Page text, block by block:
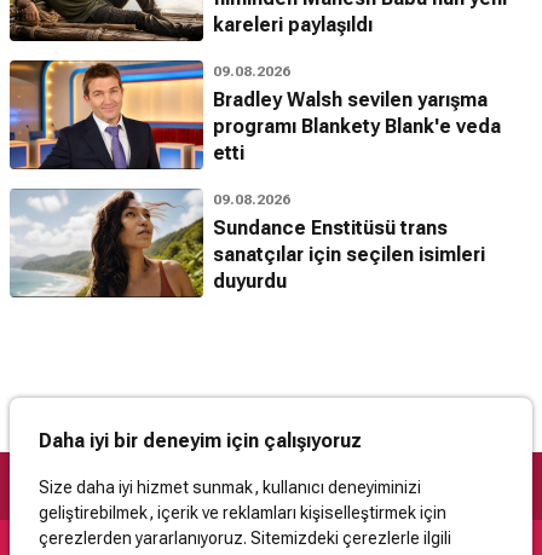
kareleri paylaşıldı
09.08.2026
Bradley Walsh sevilen yarışma
programı Blankety Blank'e veda
etti
09.08.2026
Sundance Enstitüsü trans
sanatçılar için seçilen isimleri
duyurdu
Daha iyi bir deneyim için çalışıyoruz
Size daha iyi hizmet sunmak, kullanıcı deneyiminizi
geliştirebilmek, içerik ve reklamları kişiselleştirmek için
çerezlerden yararlanıyoruz. Sitemizdeki çerezlerle ilgili